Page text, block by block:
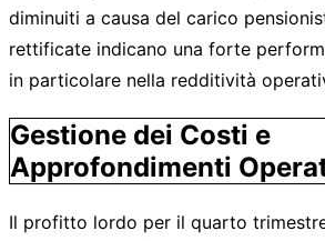
diminuiti a causa del carico
rettificate indicano una forte
in particolare nella redditività
Gestione dei Costi e
Approfondimenti
Il profitto lordo per il quarto